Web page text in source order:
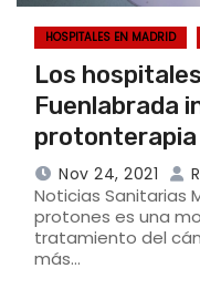
HOSPITALES EN MADRID
Los
Fuenlabrada
protonterapia
Nov 24, 2021
Noticias Sanitarias
protones es una
tratamiento del
más…